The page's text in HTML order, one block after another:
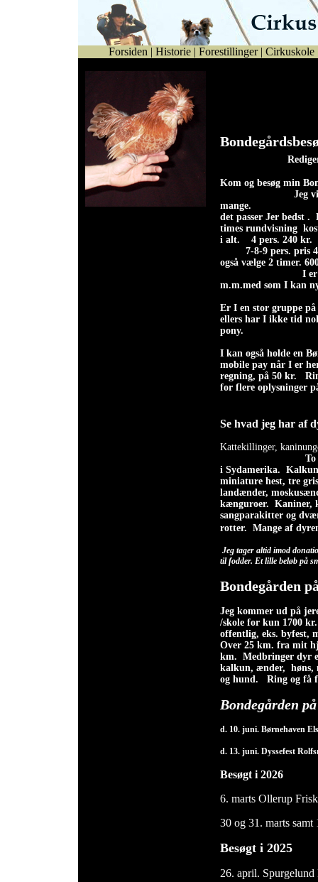
Forsiden | Historie | Forestillinger | Cirkuskole
Kom og besøg min
Jeg
mange.
det passer Jer bedst .
times rundvisning
i alt. 4 pers. 240
7-8-9 pers.
også
I er
m.m.med som I kan
Er I en stor gruppe
ellers har I ikke tid
pony.
I kan også holde en
mobile pay når I er
regning, på 50 kr.
for flere
Se hvad jeg har af
Kattekillinger,
i Sydamerika.
miniature hest, tre
landænder,
kænguroer. Kaniner,
sangparakitter og
rotter. Mange af
Jeg tager altid imod
til fodder. Et lille beløb på
Bondegården
Jeg kommer ud på
/skole for kun 1700
offentlig, eks. byfest,
Over 25 km. fra mit
km. Medbringer dyr
kalkun, ænder, høns,
og hund. Ring og få
Bondegården
d. 10. juni. Børnehaven
d. 13. juni. Dyssefest
Besøgt i 2026
6. marts Ollerup
30 og 31. marts
Besøgt i 2025
26. april. Spurgelund